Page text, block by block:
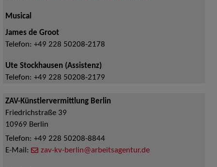
Musical
James de Groot
Telefon: +49 228 50208-2178
Ute Stockhausen (Assistenz)
Telefon: +49 228 50208-2179
ZAV-Künstlervermittlung Berlin
Friedrichstraße 39
10969 Berlin
Telefon: +49 228 50208-8844
E-Mail:
zav-kv-berlin@arbeitsagentur.de